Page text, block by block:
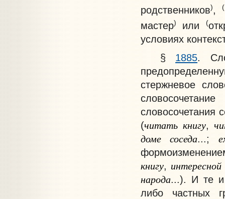
родственников) ,(
мастер) или(
условиях
§ 1885.
стержневое
словосочетания
(читать книгу,
доме
соседа...;
книгу, интересной
народа...). И те и
либо частных